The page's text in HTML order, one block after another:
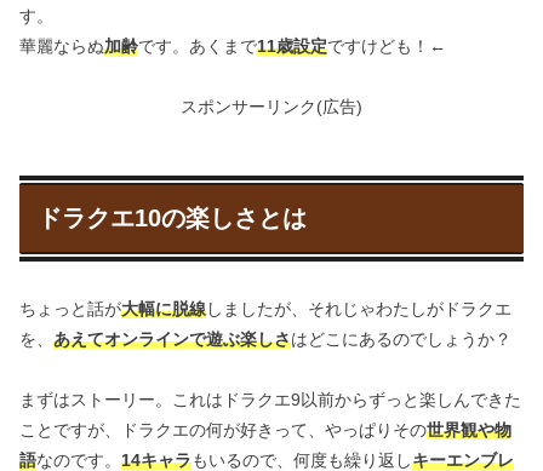
す。
華麗ならぬ加齢です。あくまで11歳設定ですけども！←
スポンサーリンク(広告)
ドラクエ10の楽しさとは
ちょっと話が大幅に脱線しましたが、それじゃわたしがドラクエ
を、 あえてオンラインで遊ぶ楽しさはどこにあるのでしょうか？
まずはストーリー。これはドラクエ9以前からずっと楽しんできた
ことですが、ドラクエの何が好きって、やっぱりその世界観や物
語なのです。 14キャラもいるので、何度も繰り返しキーエンブレ